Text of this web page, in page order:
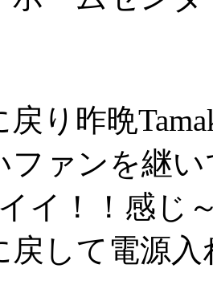
戻り昨晩
ファンを継
イ！！感じ
戻して電源